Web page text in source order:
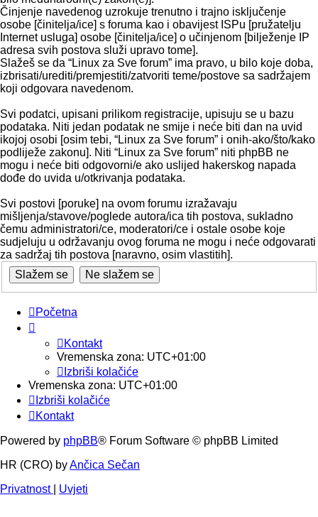
Činjenje navedenog uzrokuje trenutno i trajno isključenje
osobe [činitelja/ice] s foruma kao i obavijest ISPu [pružatelju
Internet usluga] osobe [činitelja/ice] o učinjenom [bilježenje IP
adresa svih postova služi upravo tome].
Slažeš se da “Linux za Sve forum” ima pravo, u bilo koje doba,
izbrisati/urediti/premjestiti/zatvoriti teme/postove sa sadržajem
koji odgovara navedenom.
Svi podatci, upisani prilikom registracije, upisuju se u bazu
podataka. Niti jedan podatak ne smije i neće biti dan na uvid
ikojoj osobi [osim tebi, “Linux za Sve forum” i onih-ako/što/kako
podliježe zakonu]. Niti “Linux za Sve forum” niti phpBB ne
mogu i neće biti odgovorni/e ako uslijed hakerskog napada
dođe do uvida u/otkrivanja podataka.
Svi postovi [poruke] na ovom forumu izražavaju
mišljenja/stavove/poglede autora/ica tih postova, sukladno
čemu administratori/ce, moderatori/ce i ostale osobe koje
sudjeluju u održavanju ovog foruma ne mogu i neće odgovarati
za sadržaj tih postova [naravno, osim vlastitih].
Početna
Kontakt
Vremenska zona: UTC+01:00
Izbriši kolačiće
Vremenska zona: UTC+01:00
Izbriši kolačiće
Kontakt
Powered by phpBB® Forum Software © phpBB Limited
HR (CRO) byAnčica Sečan
Privatnost
Uvjeti